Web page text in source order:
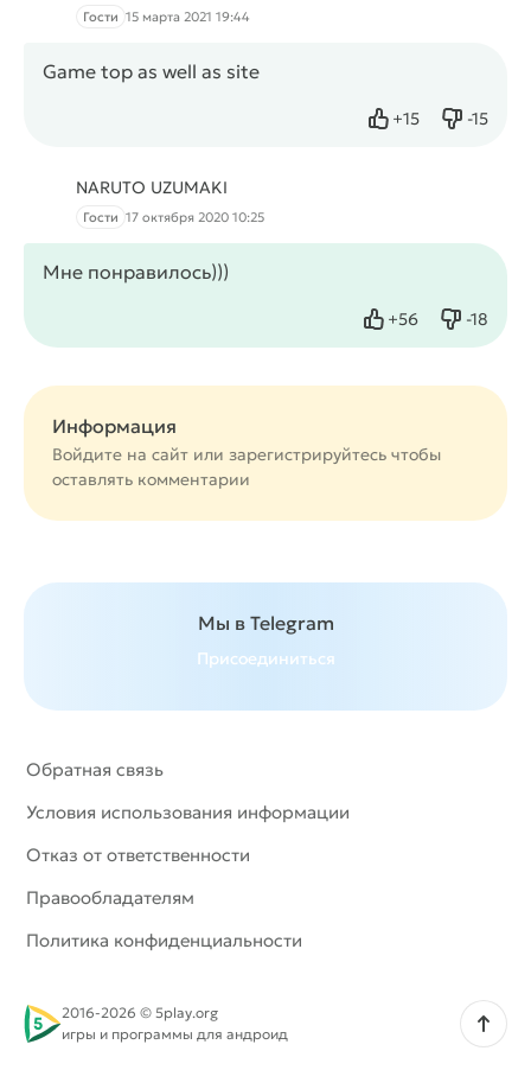
Гости 15 марта 2021 19:44
Game top as well as site
+15
Нравится -15
Не
NARUTO UZUMAKI
Гости 17 октября 2020 10:25
Мне понравилось)))
+56
Нравится -18
Не
Информация
Войдите на сайт или зарегистрируйтесь чтобы
оставлять комментарии
Мы в Telegram
Присоединиться
Обратная связь
Условия использования информации
Отказ от ответственности
Правообладателям
Политика конфиденциальности
2016-2026 © 5play.org
игры и программы для андроид
Наверх